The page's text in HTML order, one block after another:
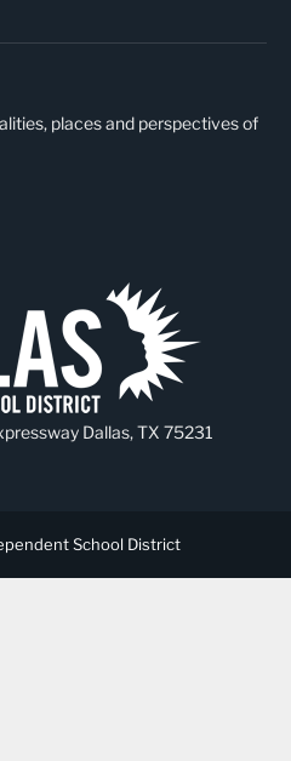
places and perspectives of
Dallas, TX 75231
School District